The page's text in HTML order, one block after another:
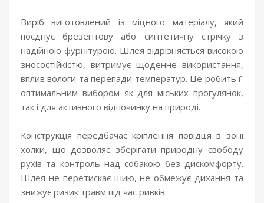
Виріб виготовлений із міцного матеріалу, який
поєднує брезентову або синтетичну стрічку з
надійною фурнітурою. Шлея відрізняється високою
зносостійкістю, витримує щоденне використання,
вплив вологи та перепади температур. Це робить її
оптимальним вибором як для міських прогулянок,
так і для активного відпочинку на природі.
Конструкція передбачає кріплення повідця в зоні
холки, що дозволяє зберігати природну свободу
рухів та контроль над собакою без дискомфорту.
Шлея не перетискає шию, не обмежує дихання та
знижує ризик травм під час ривків.